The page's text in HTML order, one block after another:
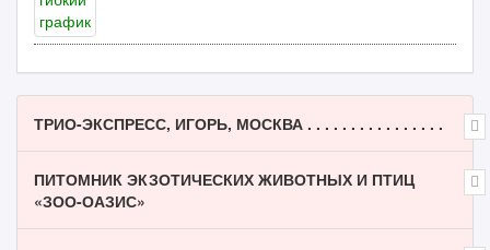
ТРИО-ЭКСПРЕСС, ИГОРЬ, МОСКВА . . . . . . . . . . . . . . . .
ПИТОМНИК ЭКЗОТИЧЕСКИХ ЖИВОТНЫХ И ПТИЦ
«ЗОО-ОАЗИС»